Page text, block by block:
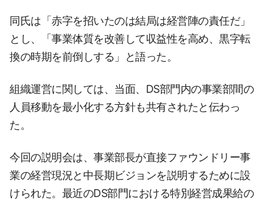
同氏は「赤字を招いたのは結局は経営陣の責任だ」
とし、「事業体質を改善して収益性を高め、黒字転
換の時期を前倒しする」と語った。
組織運営に関しては、当面、DS部門内の事業部間の
人員移動を最小化する方針も共有されたと伝わっ
た。
今回の説明会は、事業部長が直接ファウンドリー事
業の経営現況と中長期ビジョンを説明するために設
けられた。最近のDS部門における特別経営成果給の